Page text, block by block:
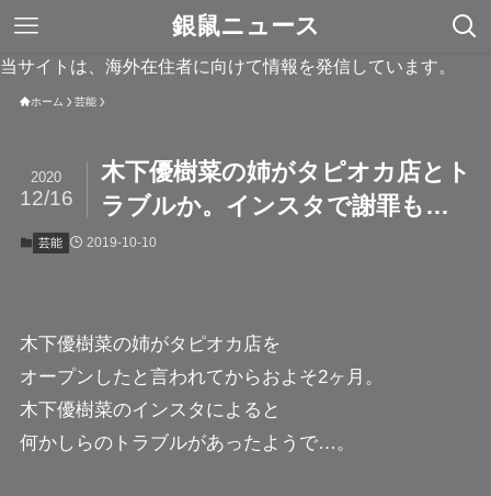
銀鼠ニュース
当サイトは、海外在住者に向けて情報を発信しています。
ホーム 芸能
木下優樹菜の姉がタピオカ店とト
ラブルか。インスタで謝罪も…
2020
12/16
芸能 2019-10-10
木下優樹菜の姉がタピオカ店を
オープンしたと言われてからおよそ2ヶ月。
木下優樹菜のインスタによると
何かしらのトラブルがあったようで…。